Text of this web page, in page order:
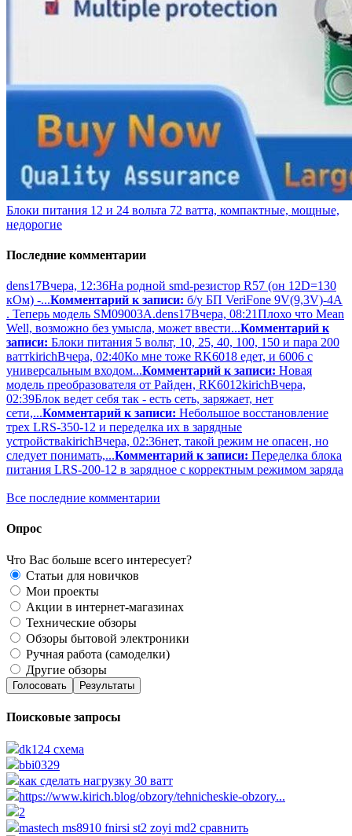
Блоки питания 12 и 24 вольта 72 ватта, компактные, мощные,
недорогие
Последние комментарии
dens17Вчера, 12:36На родной smd-резистор R57 (он 12D=130
кОм) -...Комментарий к записи: б/у БП VeriFone 9V(9,3V)-4A
. Теперь модель SM09003A.dens17Вчера, 08:21Плохо что Mean
Well, возможно без умысла, может ввести...Комментарий к
записи: Блоки питания 5 вольт, 10, 25, 40, 100, 150 и пара 200
ваттkirichВчера, 02:40Ко мне тоже RK6018 едет, и 6006 с
универсальным входом...Комментарий к записи: Новая
модель преобразователя от Райден, RK6012kirichВчера,
02:39Блок ведет себя так - есть сеть, заряжает, нет
сети,...Комментарий к записи: Небольшое восстановление
трех LRS-350-12 и переделка их в зарядные
устройстваkirichВчера, 02:36нет, такой режим не опасен, но
следует понимать,...Комментарий к записи: Переделка блока
питания LRS-200-12 в зарядное с корректным режимом заряда
Все последние комментарии
Опрос
Что Вас больше всего интересует?
Статьи для новичков
Мои проекты
Акции в интернет-магазинах
Технические обзоры
Обзоры бытовой электроники
Ручная работа (самоделки)
Другие обзоры
Голосовать Результаты
Поисковые запросы
dk124 схема
bbi0329
как сделать нагрузку 30 ватт
https://www.kirich.blog/obzory/tehnicheskie-obzory...
2
mastech ms8910 fnirsi st2 zoyi md2 сравнить